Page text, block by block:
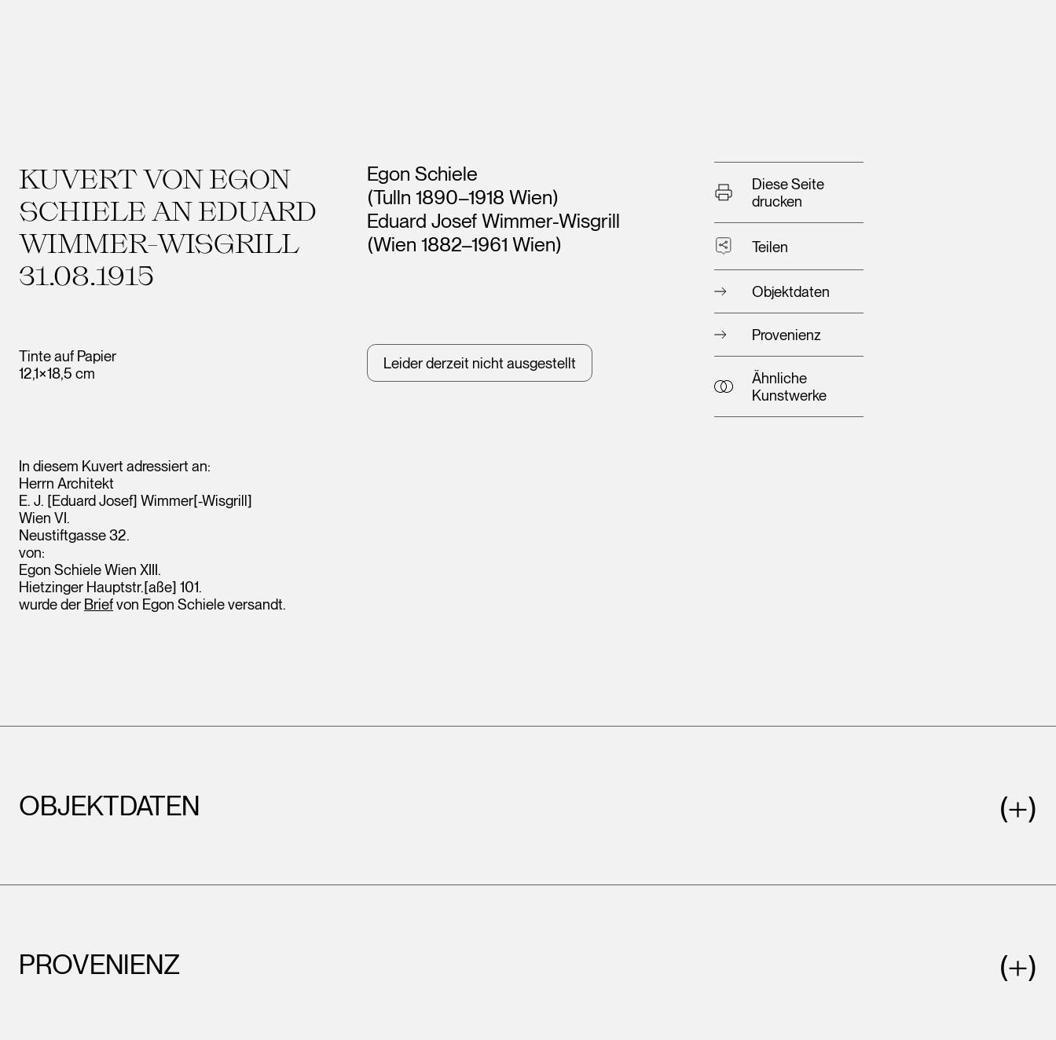
Leopold Museum,
Wien
KUVERT VON EGON
SCHIELE AN EDUARD
WIMMER-WISGRILL
31.08.1915
Tinte auf Papier
12,1×18,5 cm
Künstler*innen
Egon Schiele
(Tulln 1890–1918 Wien)
Eduard Josef Wimmer-Wisgrill
(Wien 1882–1961 Wien)
Leider derzeit nicht ausgestellt
Diese Seite
drucken
Teilen
Objektdaten
Provenienz
Ähnliche
Kunstwerke
In diesem Kuvert adressiert an:
Herrn Architekt
E. J. [Eduard Josef] Wimmer[-Wisgrill]
Wien VI.
Neustiftgasse 32.
von:
Egon Schiele Wien XIII.
Hietzinger Hauptstr.[aße] 101.
wurde der Briefvon Egon Schiele versandt.
OBJEKTDATEN
PROVENIENZ